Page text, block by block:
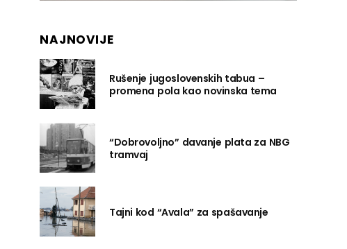
NAJNOVIJE
Rušenje jugoslovenskih tabua –
promena pola kao novinska tema
“Dobrovoljno” davanje plata za NBG
tramvaj
Tajni kod “Avala” za spašavanje